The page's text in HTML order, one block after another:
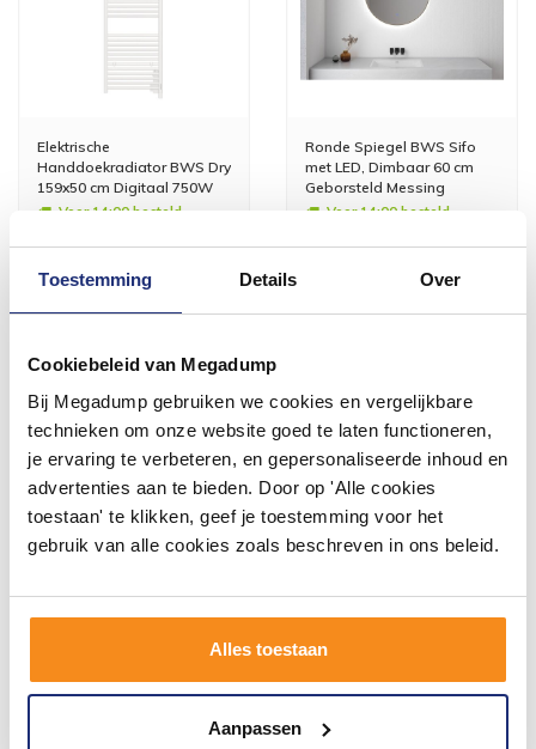
Toestemming Details Over
Cookiebeleid van Megadump
Bij Megadump gebruiken we cookies en vergelijkbare
technieken om onze website goed te laten functioneren,
je ervaring te verbeteren, en gepersonaliseerde inhoud en
advertenties aan te bieden. Door op 'Alle cookies
toestaan' te klikken, geef je toestemming voor het
gebruik van alle cookies zoals beschreven in ons beleid.
Alles toestaan
Aanpassen
Elektrische
Handdoekradiator BWS Dry
159x50 cm Digitaal 750W
WitVoor 14:00 besteld,
Meer info
Ronde Spiegel BWS Sifo
met LED, Dimbaar 60 cm
Geborsteld Messing
Voor 14:00 besteld,
229,00
Tack 290 ML
Binnen 1 week geleverd
Handdoekradiator BWS Dry
Blower 2000W Wit
Voor 14:00 besteld,